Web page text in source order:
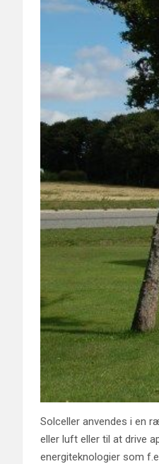
Solceller anvendes i en
eller luft eller til at drive
energiteknologier som